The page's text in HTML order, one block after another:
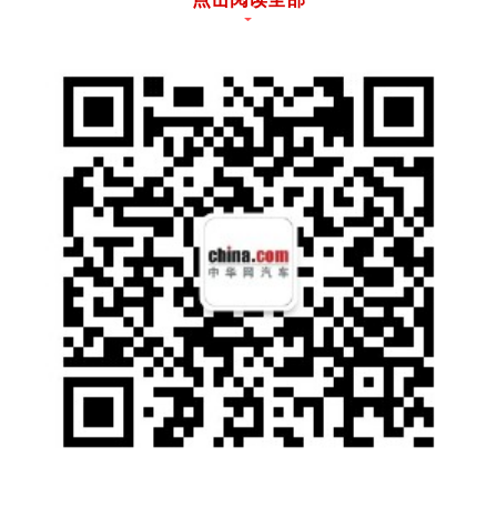
+3挡混动电驱DHT Pro+BMA全球化架构”超强
电油耗、6.9s同级最快百公里加速、1300km
同级超长续航”最优组合，以领先同级一个代际
的混动技术引领中国混动迈入“T动力+多挡
位”新时代。